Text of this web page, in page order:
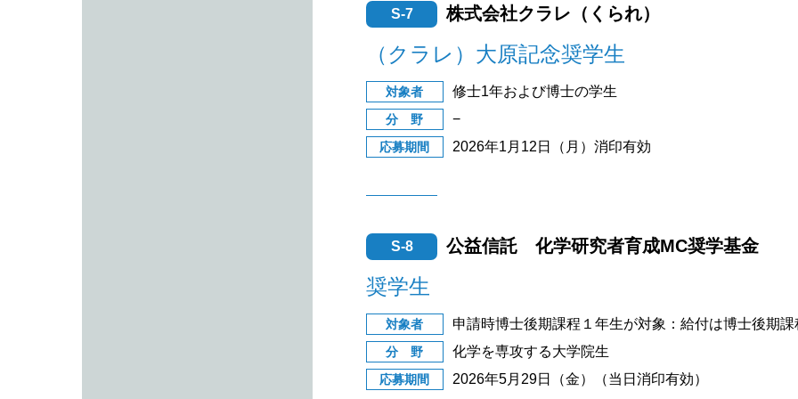
S-7 株式会社クラレ（くられ）
（クラレ）大原記念奨学生
対象者 修士1年および博士の学生
分 野 −
応募期間 2026年1月12日（月）消印有効
S-8 公益信託 化学研究者育成MC奨学基金
奨学生
対象者 申請時博士後期課程１年生が対象：給付は博士後期課
分 野 化学を専攻する大学院生
応募期間 2026年5月29日（金）（当日消印有効）